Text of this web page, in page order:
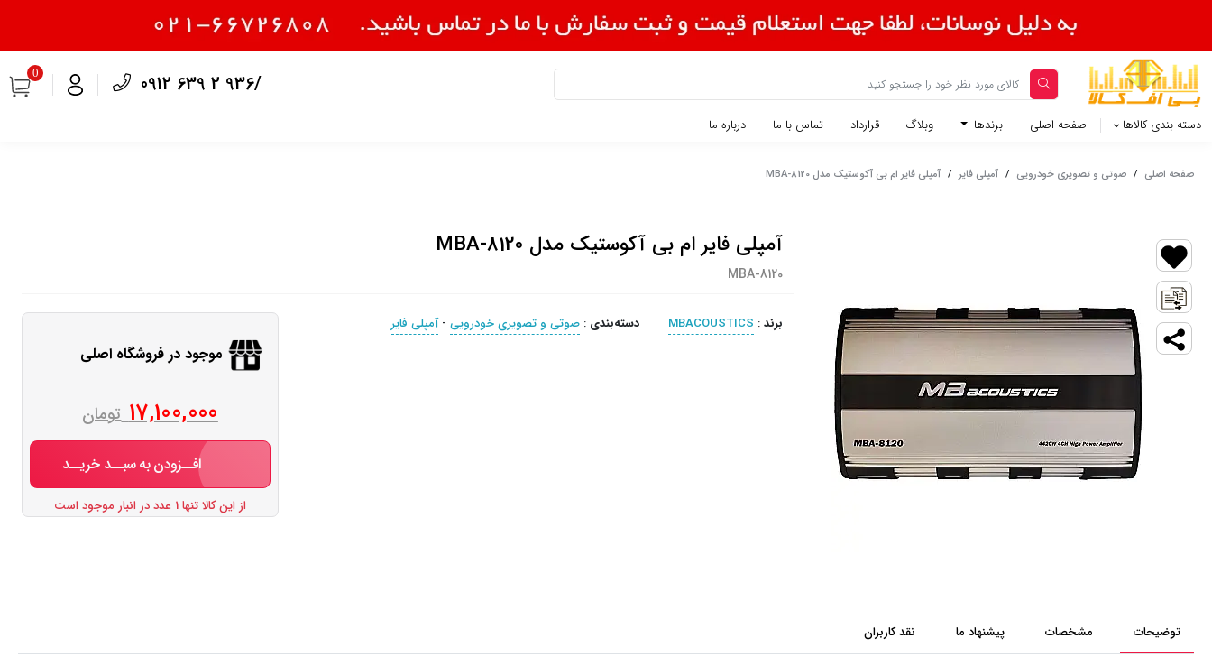
0912 639 2 936/
0
دسته بندی کالاها صفحه اصلی برندها وبلاگ قرارداد تماس با ما درباره ما
صفحه اصلی / صوتی و تصویری خودرویی / آمپلی فایر / آمپلی فایر ام بی آکوستیک مدل MBA-8120
آمپلی فایر ام بی آکوستیک مدل MBA-8120
MBA-8120
برند:
MBACOUSTICS دسته‌بندی : صوتی و تصویری خودرویی -آمپلی فایر
موجود در فروشگاه اصلی
17,100,000 تومان
افــزودن به سبــد خریــد
از این کالا تنها 1 عدد در انبار موجود است
توضیحات مشخصات پیشنهاد ما نقد کاربران